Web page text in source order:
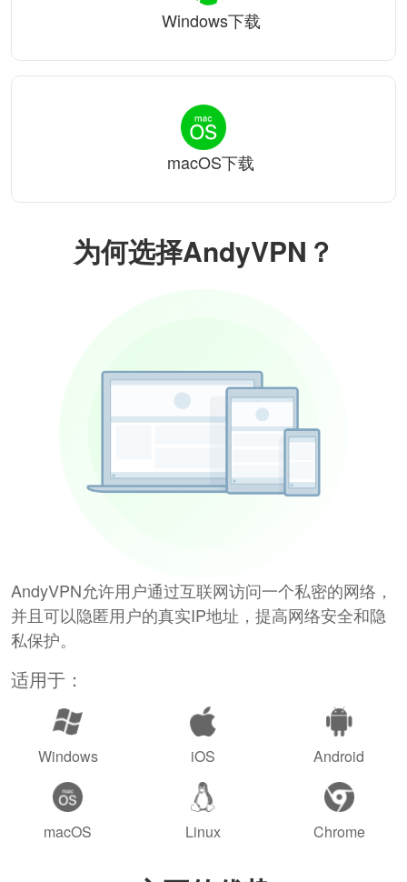
为何选择AndyVPN？
AndyVPN允许用户通过互联网访问一个私密的网络，
并且可以隐匿用户的真实IP地址，提高网络安全和隐
私保护。
适用于：
Windows iOS Android
macOS Linux Chrome
Windows下载
macOS下载